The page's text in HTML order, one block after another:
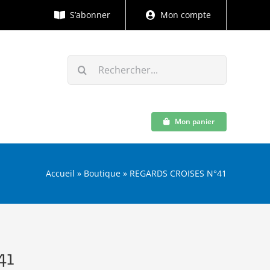
S’abonner Mon compte
Rechercher:
Mon panier
Accueil » Boutique » REGARDS CROISES N°41